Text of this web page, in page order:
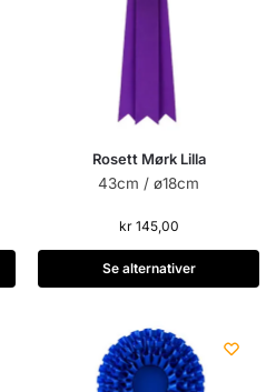
Rosett Mørk Lilla
43cm / ø18cm
kr145,00
Se alternativer